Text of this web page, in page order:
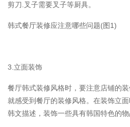
剪刀.叉子需要叉子等厨具。
韩式餐厅装修应注意哪些问题(图1)
3.立面装饰
餐厅韩式装修风格时，要注意店铺的
就感受到餐厅的装修风格。在装饰立
韩文描述，装饰一些具有韩国特色的物